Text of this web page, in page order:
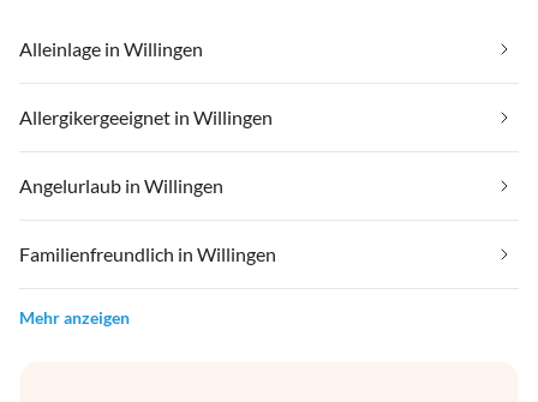
Alleinlage in Willingen
Allergikergeeignet in Willingen
Angelurlaub in Willingen
Familienfreundlich in Willingen
Mehr anzeigen